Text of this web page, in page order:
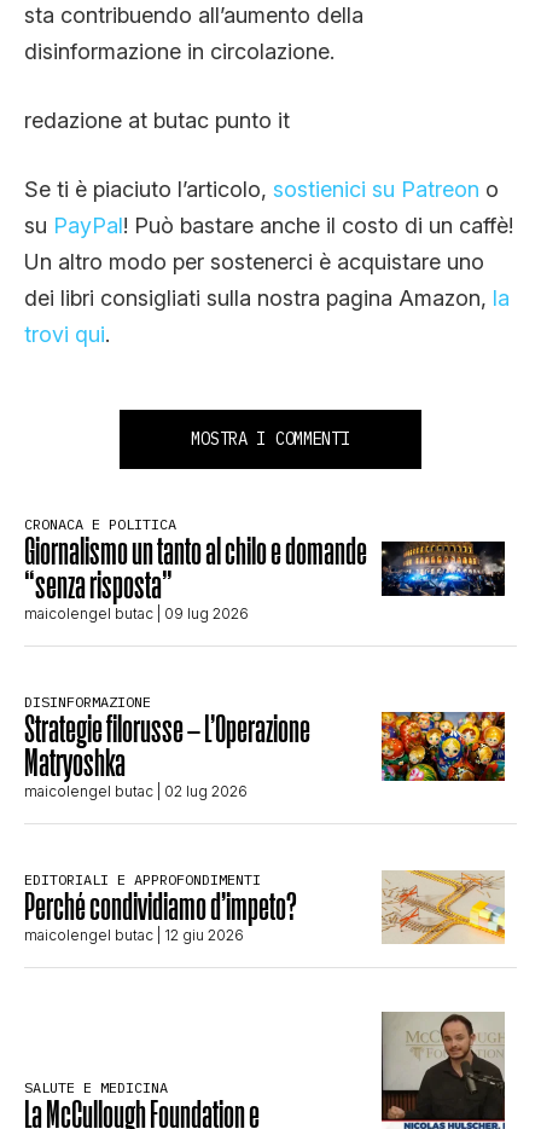
sta contribuendo all’aumento della
disinformazione in circolazione.
redazione at butac punto it
Se ti è piaciuto l’articolo, sostienici su Patreon o
su PayPal! Può bastare anche il costo di un caffè!
Un altro modo per sostenerci è acquistare uno
dei libri consigliati sulla nostra pagina Amazon, la
trovi qui.
MOSTRA I COMMENTI
CRONACA E POLITICA
Giornalismo un tanto al chilo e domande
“senza risposta”
maicolengel butac | 09 lug 2026
DISINFORMAZIONE
Strategie filorusse – L’Operazione
Matryoshka
maicolengel butac | 02 lug 2026
EDITORIALI E APPROFONDIMENTI
Perché condividiamo d’impeto?
maicolengel butac | 12 giu 2026
SALUTE E MEDICINA
La McCullough Foundation e